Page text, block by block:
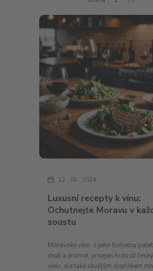
Luxusní recepty k vínu:
Ochutnejte Moravu v
soustu
12 06 2024
Moravské víno, s jeho bohatou
chutí a aromat, je nejen hrdostí
vinic, ale také skvělým doplňkem